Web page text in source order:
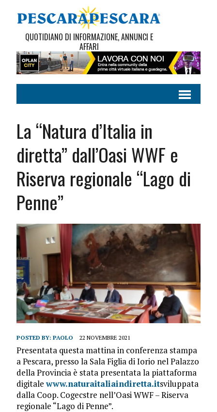
QUOTIDIANO DI INFORMAZIONE, ANNUNCI E
AFFARI
La “Natura d’Italia in
diretta” dall’Oasi WWF e
Riserva regionale “Lago di
Penne”
POSTED BY: PAOLO 22 NOVEMBRE 2021
Presentata questa mattina in conferenza stampa
a Pescara, presso la Sala Figlia di Iorio nel Palazzo
della Provincia è stata presentata la piattaforma
digitalewww.naturaitaliaindiretta.itsviluppata
dalla Coop. Cogecstre nell’Oasi WWF – Riserva
regionale “Lago di Penne”.